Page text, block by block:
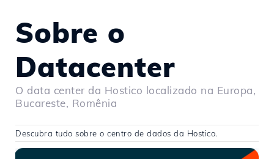
Sobre o
Datacenter
O data center da Hostico localizado na Europa,
Bucareste, Romênia
Descubra tudo sobre o centro de dados da Hostico.